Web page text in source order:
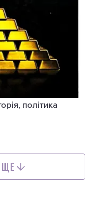
політика
ЩЕ